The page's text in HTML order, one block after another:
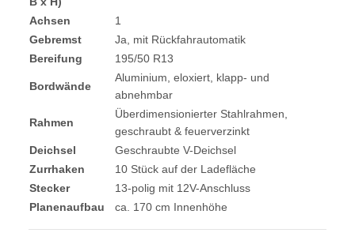
Achsen
1
Gebremst
Ja, mit Rückfahrautomatik
Bereifung
195/50 R13
Bordwände
Aluminium, eloxiert, klapp- und
abnehmbar
Rahmen
Überdimensionierter Stahlrahmen,
geschraubt & feuerverzinkt
Deichsel
Geschraubte V-Deichsel
Zurrhaken
10 Stück auf der Ladefläche
Stecker
13-polig mit 12V-Anschluss
Planenaufbau
ca. 170 cm Innenhöhe